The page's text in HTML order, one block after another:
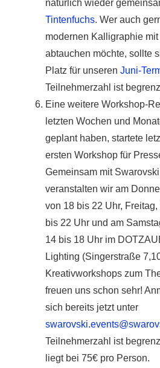
natürlich wieder
Tintenfuchs. Wer auch
modernen Kalligraphie
abtauchen möchte, sollte
Platz für unseren Juni-
Teilnehmerzahl ist
Eine weitere Workshop-
letzten Wochen und
geplant haben, startete
ersten Workshop für
Gemeinsam mit
veranstalten wir am
von 18 bis 22 Uhr,
bis 22 Uhr und am
14 bis 18 Uhr im
Lighting (Singerstraße
Kreativworkshops zum
freuen uns schon sehr!
sich bereits jetzt unter
Teilnehmerzahl ist
liegt bei 75€ pro Person.